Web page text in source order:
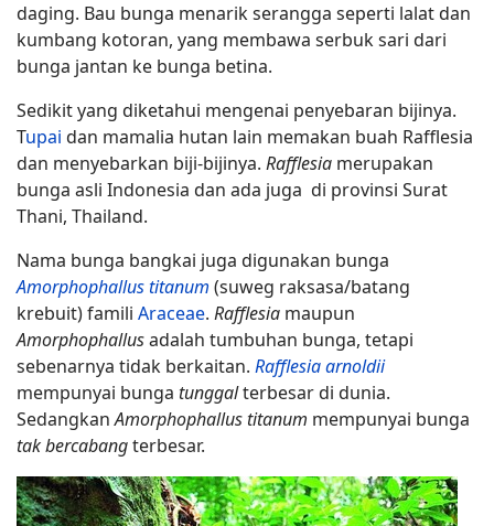
daging. Bau bunga menarik serangga seperti lalat dan
kumbang kotoran, yang membawa serbuk sari dari
bunga jantan ke bunga betina.
Sedikit yang diketahui mengenai penyebaran bijinya.
Tupai dan mamalia hutan lain memakan buah Rafflesia
dan menyebarkan biji-bijinya. Rafflesia merupakan
bunga asli Indonesia dan ada juga di provinsi Surat
Thani, Thailand.
Nama bunga bangkai juga digunakan bunga
Amorphophallus titanum (suweg raksasa/batang
krebuit) famili Araceae. Rafflesia maupun
Amorphophallusadalah tumbuhan bunga, tetapi
sebenarnya tidak berkaitan. Rafflesia arnoldii
mempunyai bunga tunggalterbesar di dunia.
SedangkanAmorphophallus titanum mempunyai bunga
tak bercabangterbesar.